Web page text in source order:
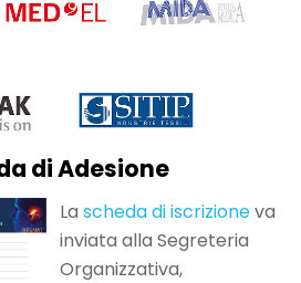
di Adesione
La scheda di iscrizioneva
inviata alla Segreteria
Organizzativa,